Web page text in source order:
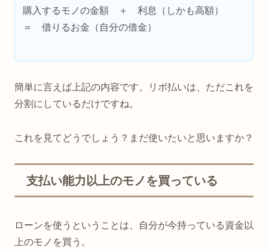
購入するモノの金額 ＋ 利息（しかも高額）
＝ 借りるお金（自分の借金）
簡単に言えば上記の内容です。リボ払いは、ただこれを
分割にしているだけですね。
これを見てどうでしょう？まだ使いたいと思いますか？
支払い能力以上のモノを買っている
ローンを使うということは、自分が今持っている資金以
上のモノを買う。